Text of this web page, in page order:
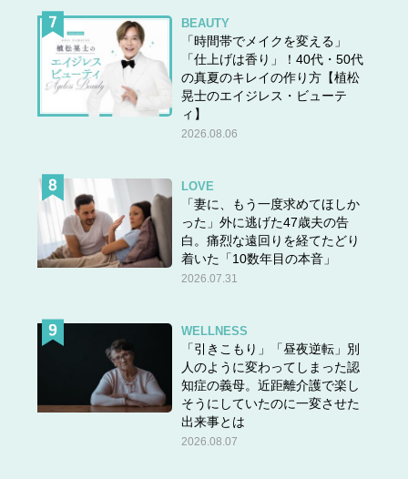
BEAUTY
「時間帯でメイクを変える」
「仕上げは香り」！40代・50代
の真夏のキレイの作り方【植松
晃士のエイジレス・ビューテ
ィ】
2026.08.06
LOVE
「妻に、もう一度求めてほしか
った」外に逃げた47歳夫の告
白。痛烈な遠回りを経てたどり
着いた「10数年目の本音」
2026.07.31
WELLNESS
「引きこもり」「昼夜逆転」別
人のように変わってしまった認
知症の義母。近距離介護で楽し
そうにしていたのに一変させた
出来事とは
2026.08.07